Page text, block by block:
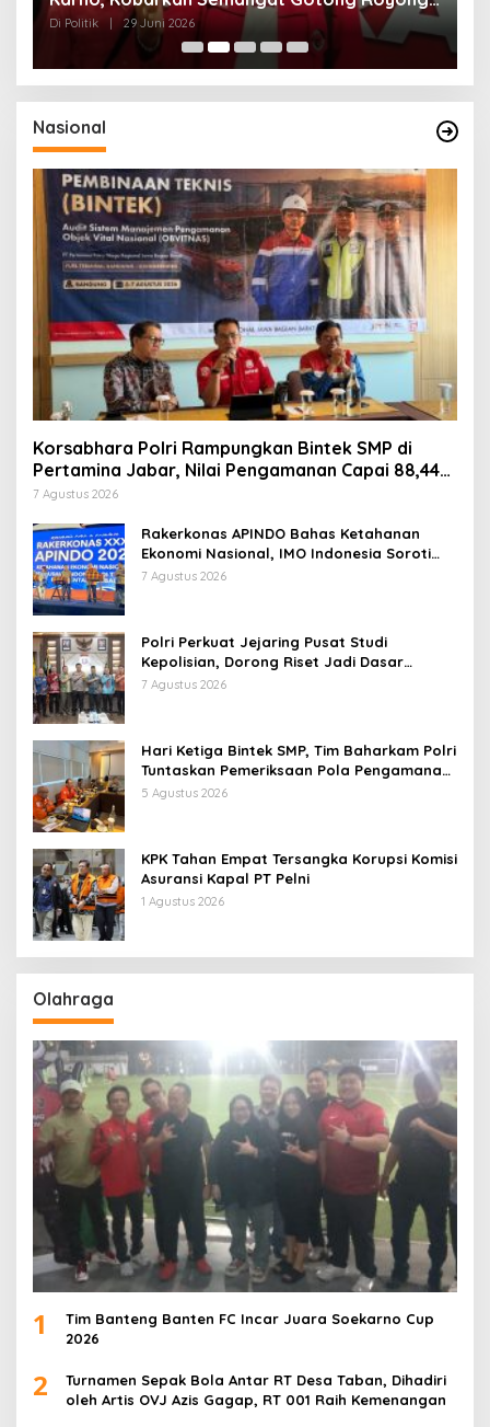
dan Kepedulian Sosial
Di Politik | 29 Juni 2026
Nasional
Korsabhara Polri Rampungkan Bintek SMP di
Pertamina Jabar, Nilai Pengamanan Capai 88,44
Persen
7 Agustus 2026
Rakerkonas APINDO Bahas Ketahanan
Ekonomi Nasional, IMO Indonesia Soroti
Pentingnya Kolaborasi Lintas Sektor
7 Agustus 2026
Polri Perkuat Jejaring Pusat Studi
Kepolisian, Dorong Riset Jadi Dasar
Kebijakan dan Inovasi
7 Agustus 2026
Hari Ketiga Bintek SMP, Tim Baharkam Polri
Tuntaskan Pemeriksaan Pola Pengamanan
Pertamina Patra Niaga Jabar
5 Agustus 2026
KPK Tahan Empat Tersangka Korupsi Komisi
Asuransi Kapal PT Pelni
1 Agustus 2026
Olahraga
1
Tim Banteng Banten FC Incar Juara Soekarno Cup
2026
2
Turnamen Sepak Bola Antar RT Desa Taban, Dihadiri
oleh Artis OVJ Azis Gagap, RT 001 Raih Kemenangan